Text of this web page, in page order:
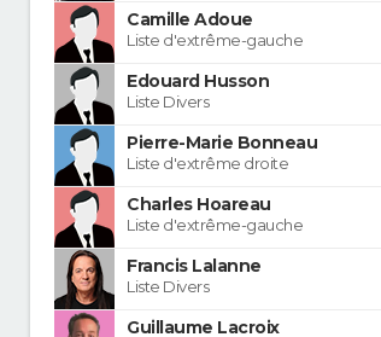
Camille Adoue
Liste d'extrême-gauche
Edouard Husson
Liste Divers
Pierre-Marie Bonneau
Liste d'extrême droite
Charles Hoareau
Liste d'extrême-gauche
Francis Lalanne
Liste Divers
Guillaume Lacroix